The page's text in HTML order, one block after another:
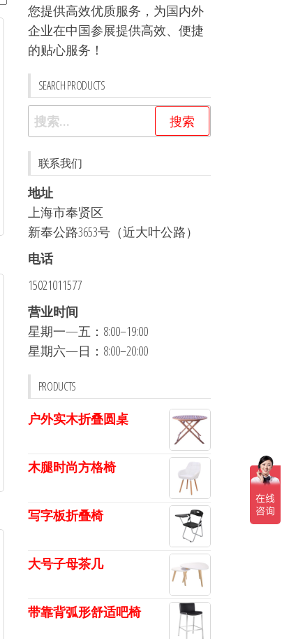
您提供高效优质服务，为国内外
企业在中国参展提供高效、便捷
的贴心服务！
SEARCH PRODUCTS
搜
索：
联系我们
地址
上海市奉贤区
新奉公路3653号（近大叶公路）
电话
15021011577
营业时间
星期一—五：8:00–19:00
星期六—日：8:00–20:00
PRODUCTS
户外实木折叠圆桌
木腿时尚方格椅
写字板折叠椅
大号子母茶几
带靠背弧形舒适吧椅